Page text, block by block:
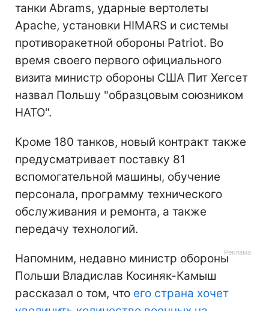
танки Abrams, ударные вертолеты
Apache, установки HIMARS и системы
противоракетной обороны Patriot. Во
время своего первого официального
визита министр обороны США Пит Хегсет
назвал Польшу "образцовым союзником
НАТО".
Кроме 180 танков, новый контракт также
предусматривает поставку 81
вспомогательной машины, обучение
персонала, программу технического
обслуживания и ремонта, а также
передачу технологий.
Напомним, недавно министр обороны
Польши Владислав Косиняк-Камыш
рассказал о том, что его страна хочет